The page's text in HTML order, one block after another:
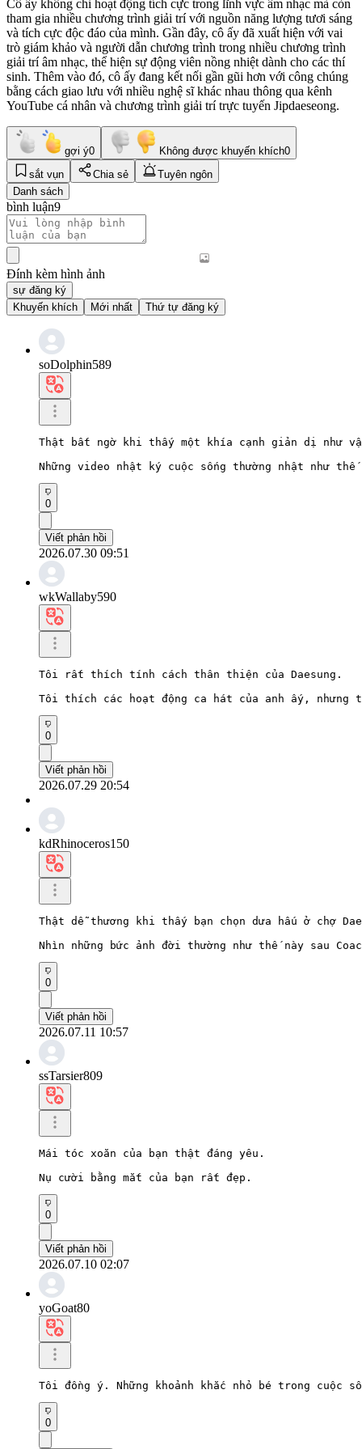
Cô ấy không chỉ hoạt động tích cực trong lĩnh vực âm nhạc mà còn
tham gia nhiều chương trình giải trí với nguồn năng lượng tươi sáng
và tích cực độc đáo của mình. Gần đây, cô ấy đã xuất hiện với vai
trò giám khảo và người dẫn chương trình trong nhiều chương trình
giải trí âm nhạc, thể hiện sự động viên nồng nhiệt dành cho các thí
sinh. Thêm vào đó, cô ấy đang kết nối gần gũi hơn với công chúng
bằng cách giao lưu với nhiều nghệ sĩ khác nhau thông qua kênh
YouTube cá nhân và chương trình giải trí trực tuyến Jipdaeseong.
gợi ý0 Không được khuyến khích0
sắt vụn
Chia sẻ
Tuyên ngôn
Danh sách
bình luận9
Đính kèm hình ảnh
sự đăng ký
Khuyến khích
Mới nhất Thứ tự đăng ký
soDolphin589
Thật bất ngờ khi thấy một khía cạnh giản dị như
Những video nhật ký cuộc sống thường nhật như
0
Viết phản hồi
2026.07.30 09:51
wkWallaby590
Tôi rất thích tính cách thân thiện của Daesung.
Tôi thích các hoạt động ca hát của anh ấy,
0
Viết phản hồi
2026.07.29 20:54
kdRhinoceros150
Thật dễ thương khi thấy bạn chọn dưa hấu ở chợ
Nhìn những bức ảnh đời thường như thế này sau
0
Viết phản hồi
2026.07.11 10:57
ssTarsier809
Mái tóc xoăn của bạn thật đáng yêu.
Nụ cười bằng mắt của bạn rất đẹp.
0
Viết phản hồi
2026.07.10 02:07
yoGoat80
Tôi đồng ý. Những khoảnh khắc nhỏ bé trong cuộc
0